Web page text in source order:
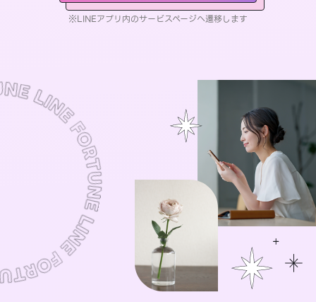
※LINEアプリ内のサービスページへ遷移します